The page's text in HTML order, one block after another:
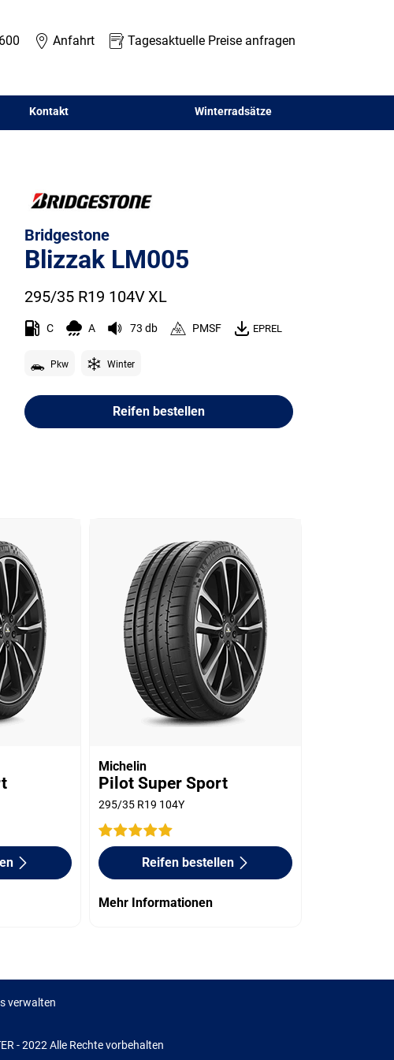
Anfahrt Tagesaktuelle Preise anfragen
Kontakt Winterradsätze
Bridgestone
Blizzak LM005
295/35 R19 104VXL
C A 73 db PMSF EPREL
Pkw Winter
Reifen bestellen
Michelin
Pilot Super Sport
295/35 R19 104Y
Reifen bestellen
Mehr Informationen
verwalten
- 2022 Alle Rechte vorbehalten